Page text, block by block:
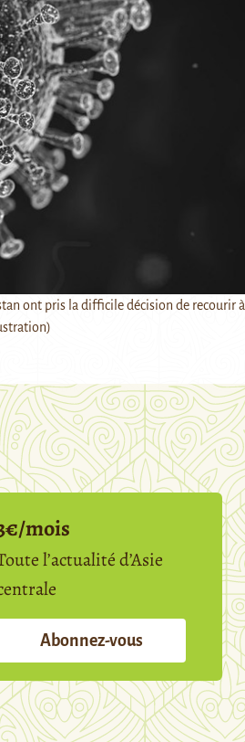
ont pris la difficile décision de recourir à
mois
l’actualité d’Asie
Abonnez-vous